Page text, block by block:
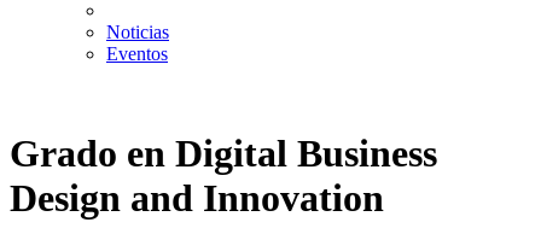
Noticias
Eventos
Grado en Digital Business
Design and Innovation